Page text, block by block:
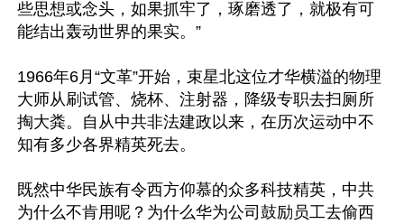
些思想或念头，如果抓牢了，琢磨透了，就极有可
能结出轰动世界的果实。”
1966年6月“文革”开始，束星北这位才华横溢的物理
大师从刷试管、烧杯、注射器，降级专职去扫厕所
掏大粪。自从中共非法建政以来，在历次运动中不
知有多少各界精英死去。
既然中华民族有令西方仰慕的众多科技精英，中共
为什么不肯用呢？为什么华为公司鼓励员工去偷西